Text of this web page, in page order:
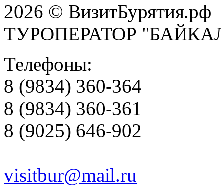
2026 © ВизитБурятия.рф
ТУРОПЕРАТОР
Телефоны:
8 (9834) 360-364
8 (9834) 360-361
8 (9025) 646-902
visitbur@mail.ru